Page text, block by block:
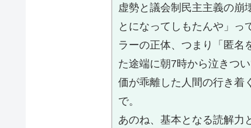
虚勢と議会制民主主義の崩
とになってしもたんや」っ
ラーの正体、つまり「匿名
た途端に朝7時から泣きつ
価が乖離した人間の行き着
で。
あのね、基本となる読解力